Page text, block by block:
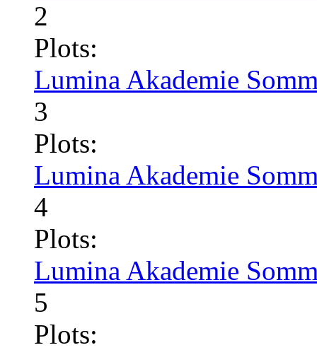
2
Plots:
Lumina Akademie
3
Plots:
Lumina Akademie
4
Plots:
Lumina Akademie
5
Plots: